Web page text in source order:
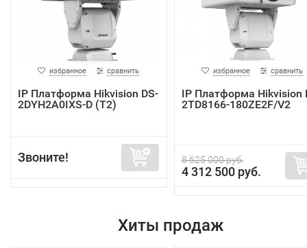
избранное сравнить
IP Платформа Hikvision DS-
2DYH2A0IXS-D (T2)
Звоните!
избранное сравнить
IP Платформа Hikvision
2TD8166-180ZE2F/V2
8 625 000 руб.
4 312 500 руб.
Хиты продаж